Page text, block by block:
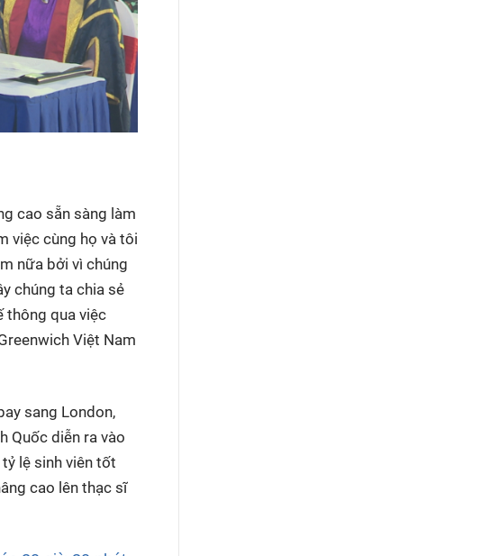
cao sẵn sàng làm
việc cùng họ và tôi
nữa bởi vì chúng
chúng ta chia sẻ
thông qua việc
Việt Nam
sang London,
Quốc diễn ra vào
lệ sinh viên tốt
cao lên thạc sĩ